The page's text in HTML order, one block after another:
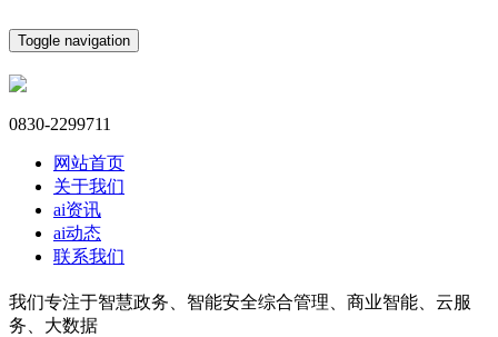
Toggle navigation
0830-2299711
网站首页
关于我们
ai资讯
ai动态
联系我们
我们专注于智慧政务、智能安全综合管理、商业智能、云服
务、大数据